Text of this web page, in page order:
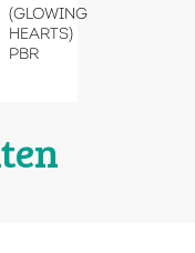
(GLOWING
HEARTS)
PBR